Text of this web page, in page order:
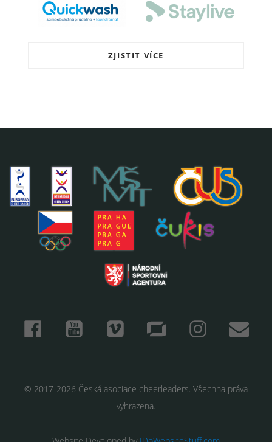
ZJISTIT VÍCE
© 2017-2026 Česká asociace cheerleaders. Všechna práva
vyhrazena.